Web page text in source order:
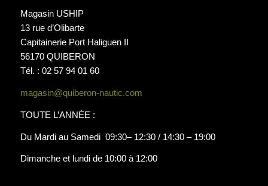
Magasin USHIP
13 rue d’Olibarte
Capitainerie Port Haliguen II
56170 QUIBERON
Tél. : 02 57 94 01 60
magasin@quiberon-nautic.com
TOUTE L’ANNÉE :
Du Mardi au Samedi 09:30– 12:30 / 14:30 – 19:00
Dimanche et lundi de 10:00 à 12:00